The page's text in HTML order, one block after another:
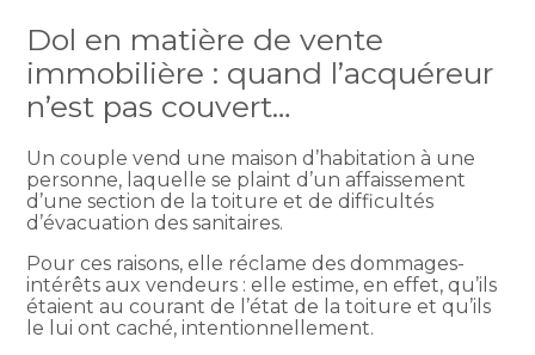
Dol en matière de vente
immobilière : quand l’acquéreur
n’est pas couvert…
Un couple vend une maison d’habitation à une
personne, laquelle se plaint d’un affaissement
d’une section de la toiture et de difficultés
d’évacuation des sanitaires.
Pour ces raisons, elle réclame des dommages-
intérêts aux vendeurs : elle estime, en effet, qu’ils
étaient au courant de l’état de la toiture et qu’ils
le lui ont caché, intentionnellement.